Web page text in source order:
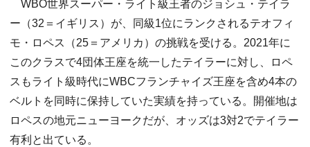
WBO世界スーパー・ライト級王者のジョシュ・テイラ
ー（32＝イギリス）が、同級1位にランクされるテオフィ
モ・ロペス（25＝アメリカ）の挑戦を受ける。2021年に
このクラスで4団体王座を統一したテイラーに対し、ロペ
スもライト級時代にWBCフランチャイズ王座を含め4本の
ベルトを同時に保持していた実績を持っている。開催地は
ロペスの地元ニューヨークだが、オッズは3対2でテイラー
有利と出ている。